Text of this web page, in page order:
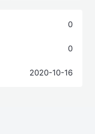
0
0
2020-10-16